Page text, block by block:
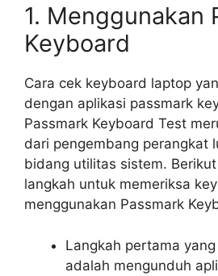
1. Menggunakan
Keyboard
Cara cek keyboard laptop
dengan aplikasi passmark
Passmark Keyboard Test
dari pengembang perangkat
bidang utilitas sistem.
langkah untuk memeriksa
menggunakan Passmark
Langkah pertama
adalah mengunduh